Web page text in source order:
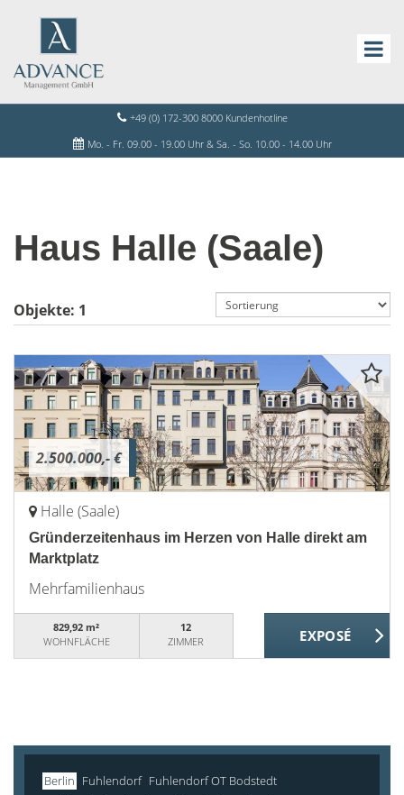
+49 (0) 172-300 8000 Kundenhotline
Mo. - Fr. 09.00 - 19.00 Uhr & Sa. - So. 10.00 - 14.00 Uhr
Haus Halle (Saale)
Objekte: 1
2.500.000,- €
Halle (Saale)
Gründerzeitenhaus im Herzen von Halle direkt am
Marktplatz
Mehrfamilienhaus
829,92 m²
WOHNFLÄCHE
12
ZIMMER
Berlin Fuhlendorf Fuhlendorf OT Bodstedt